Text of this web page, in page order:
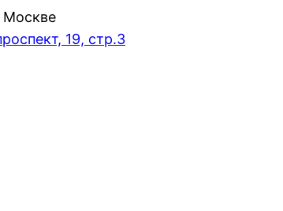
Москве
19, стр.3